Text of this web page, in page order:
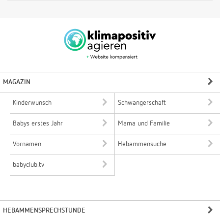
MAGAZIN
Kinderwunsch Schwangerschaft
Babys erstes Jahr Mama und Familie
Vornamen Hebammensuche
babyclub.tv
HEBAMMENSPRECHSTUNDE